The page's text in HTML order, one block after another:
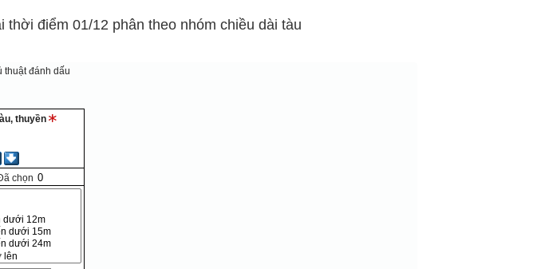
điểm 01/12 phân theo nhóm chiều dài tàu
thuật đánh dấu
thuyền
chọn